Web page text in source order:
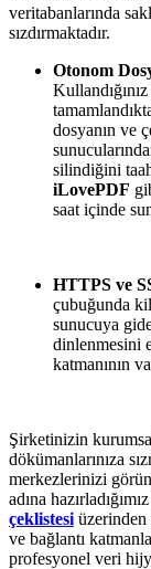
veritabanlarında
sızdırmaktadır.
Otonom
dosyanın ve
silindiğini
iLovePDF
saat içinde
HTTPS ve
çubuğunda
sunucuya
dinlenmesini
katmanının
Şirketinizin
dökümanlarınıza
merkezlerinizi
adına
çeklistesi
ve bağlantı
profesyonel veri